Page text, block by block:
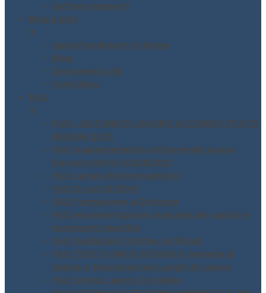
Settore trasporti
Blog e Info
▼
Approfondimenti in breve
Blog
Documenti utili
Fonti Blog
FAQ
▼
FAQ – DATORE DI LAVORO ACCORDO STATO
REGIONI 2025
FAQ Aggiornamento Antincendio nuovo
Decreto DM 01-02/09/2021
FAQ campi elettromagnetici
FAQ D.Lgs 231/2001
FAQ Formazione a Distanza
FAQ Movimentazione manuale dei carichi e
movimenti ripetitivi
FAQ Radiazioni Ottiche Artificiali
FAQ TESTO UNICO 81/2028 in materia di
Salute e Sicurezza nei Luoghi di Lavoro
FAQ Stress Lavoro Correlato